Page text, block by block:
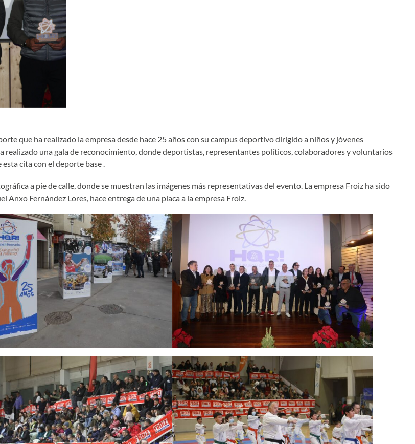
que ha realizado la empresa desde hace 25 años con su campus deportivo dirigido a niños y jóvenes
realizado una gala de reconocimiento, donde deportistas, representantes políticos, colaboradores y voluntarios
cita con el deporte base .
a pie de calle, donde se muestran las imágenes más representativas del evento. La empresa Froiz ha sido
Fernández Lores, hace entrega de una placa a la empresa Froiz.